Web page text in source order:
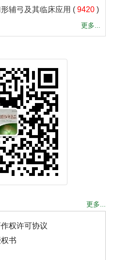
辅弓及其临床应用 ( 9420 )
更多...
更多...
权许可协议
书